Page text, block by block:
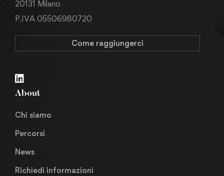
20131 Milano
P.IVA 05506980720
Come raggiungerci
About
Chi siamo
Percorsi
News
Richiedi informazioni